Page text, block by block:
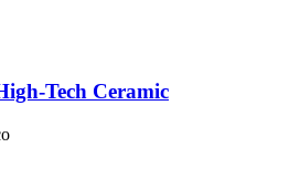
Tech Ceramic